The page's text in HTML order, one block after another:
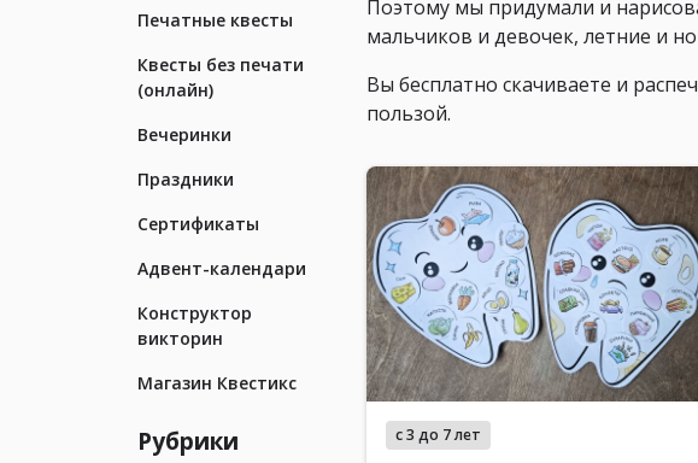
Печатные квесты
Квесты без печати
(онлайн)
Вечеринки
Праздники
Сертификаты
Адвент-календари
Конструктор
викторин
Магазин Квестикс
Рубрики
Поэтому мы придумали и
мальчиков и девочек, летние и
Вы бесплатно скачиваете и
пользой.
с 3 до 7 лет